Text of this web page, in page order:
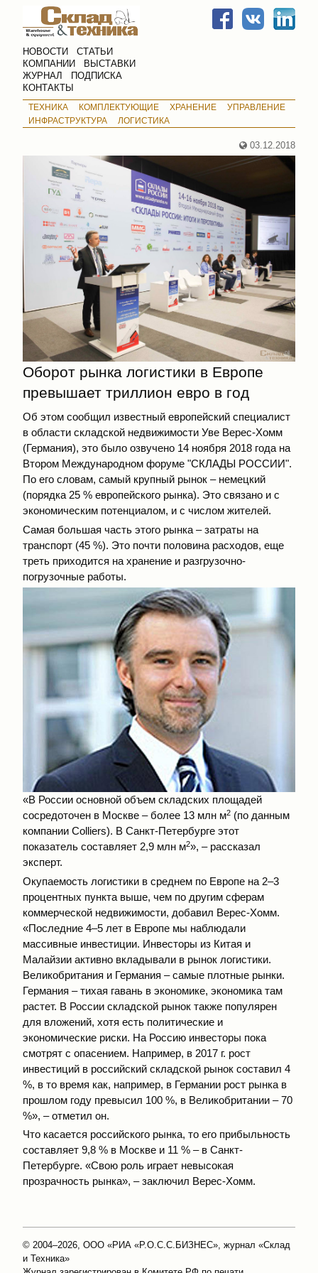
НОВОСТИ
СТАТЬИ
КОМПАНИИ
ВЫСТАВКИ
ЖУРНАЛ
ПОДПИСКА
КОНТАКТЫ
ТЕХНИКА КОМПЛЕКТУЮЩИЕ ХРАНЕНИЕ
УПРАВЛЕНИЕ
ИНФРАСТРУКТУРА
ЛОГИСТИКА
03.12.2018
Оборот рынка логистики в Европе
превышает триллион евро в год
Об этом сообщил известный европейский специалист
в области складской недвижимости Уве Верес-Хомм
(Германия), это было озвучено 14 ноября 2018 года на
Втором Международном форуме "СКЛАДЫ РОССИИ".
По его словам, самый крупный рынок – немецкий
(порядка 25 % европейского рынка). Это связано и с
экономическим потенциалом, и с числом жителей.
Самая большая часть этого рынка – затраты на
транспорт (45 %). Это почти половина расходов, еще
треть приходится на хранение и разгрузочно-
погрузочные работы.
«В России основной объем складских площадей
сосредоточен в Москве – более 13 млн м2 (по данным
компании Colliers). В Санкт-Петербурге этот
показатель составляет 2,9 млн м2», – рассказал
эксперт.
Окупаемость логистики в среднем по Европе на 2–3
процентных пункта выше, чем по другим сферам
коммерческой недвижимости, добавил Верес-Хомм.
«Последние 4–5 лет в Европе мы наблюдали
массивные инвестиции. Инвесторы из Китая и
Малайзии активно вкладывали в рынок логистики.
Великобритания и Германия – самые плотные рынки.
Германия – тихая гавань в экономике, экономика там
растет. В России складской рынок также популярен
для вложений, хотя есть политические и
экономические риски. На Россию инвесторы пока
смотрят с опасением. Например, в 2017 г. рост
инвестиций в российский складской рынок составил 4
%, в то время как, например, в Германии рост рынка в
прошлом году превысил 100 %, в Великобритании – 70
%», – отметил он.
Что касается российского рынка, то его прибыльность
составляет 9,8 % в Москве и 11 % – в Санкт-
Петербурге. «Свою роль играет невысокая
прозрачность рынка», – заключил Верес-Хомм.
© 2004–2026, ООО «РИА «Р.О.С.С.БИЗНЕС», журнал «Склад
и Техника»